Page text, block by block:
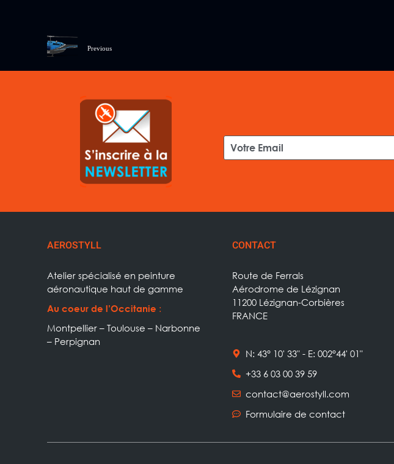
Previous
AEROSTYLL
Atelier spécialisé en peinture
aéronautique haut de gamme
Au coeur de l’Occitanie :
Montpellier – Toulouse – Narbonne
– Perpignan
CONTACT
Route de Ferrals
Aérodrome de Lézignan
11200 Lézignan-Corbières
FRANCE
N: 43° 10' 33" - E: 002°44' 01"
+33 6 03 00 39 59
contact@aerostyll.com
Formulaire de contact